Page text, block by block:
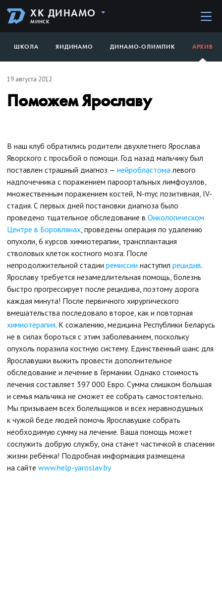
ХК ДИНАМО
МИНСК
ШКОЛА ЯИДИНАМО ДИНАМО-ОЛИМПИК АРХИВ
19 августа 2012
Поможем Ярославу
В наш клуб обратились родители двухлетнего Ярослава
Яворского с просьбой о помощи. Год назад мальчику был
поставлен страшный диагноз — нейробластома левого
надпочечника с поражением пароортальных лимфоузлов,
множественным поражением костей, N-myc позитивная, IV-
стадия. С первых дней постановки диагноза было
проведено тщательное обследование в Онкологическом
Центре в Боровлянах , проведены операция по удалению
опухоли, 6 курсов химиотерапии, трансплантация
стволовых клеток костного мозга. После
непродолжительной стадии ремиссии наступил рецидив.
Ярославу требуется незамедлительная помощь, болезнь
быстро прогрессирует после рецидива, поэтому дорога
каждая минута! После первичного хирургического
вмешательства последовало второе, как и повторная
химиотерапия. К сожалению, медицина Республики Беларусь
не в силах бороться с этим заболеванием, поскольку
опухоль поразила костную систему. Единственный шанс для
Ярославушки выжить провести дополнительное
обследование и лечение в Германии. Однако стоимость
лечения составляет 397 000 Евро. Сумма слишком большая
и семья мальчика не сможет ее собрать самостоятельно.
Мы призываем всех болельщиков и всех неравнодушных
к чужой беде людей помочь Ярославушке собрать
необходимую сумму на лечение. Ваша помощь может
сослужить добрую службу, она станет частичкой в спасении
жизни ребёнка! Подробная информация размещена
на сайте www.help-yaroslav.by